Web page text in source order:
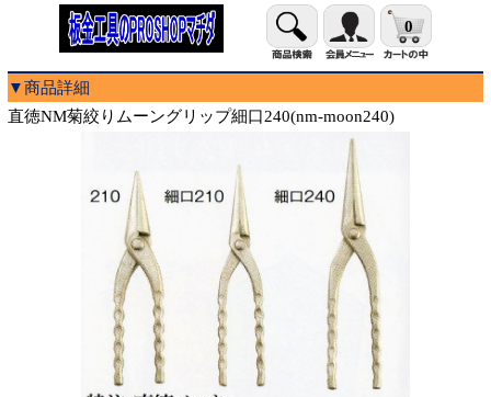
0
▼商品詳細
直徳NM菊絞りムーングリップ細口240(nm-moon240)